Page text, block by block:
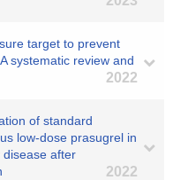
target to prevent
systematic review and
2022
of standard
low-dose prasugrel in
disease after
2022